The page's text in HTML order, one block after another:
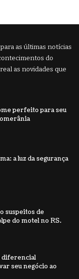
as últimas notícias
do
as novidades que
perfeito para seu
a luz da segurança
suspeitos de
do motel no RS.
diferencial
seu negócio ao